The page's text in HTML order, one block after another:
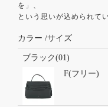
を」、
という思いが込められて
カラー サイズ
ブラック(01)
F(フリー)